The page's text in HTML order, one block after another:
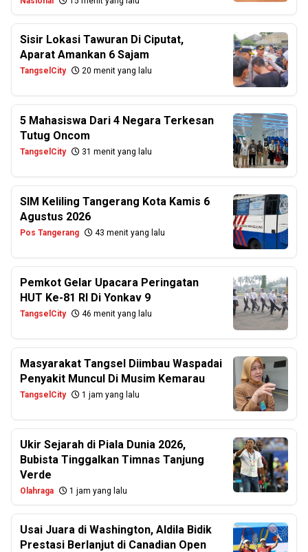
Sisir Lokasi Tawuran Di Ciputat,
Aparat Amankan 6 Sajam
TangselCity 20 menit yang lalu
5 Mahasiswa Dari 4 Negara Terkesan
Tutug Oncom
TangselCity 31 menit yang lalu
SIM Keliling Tangerang Kota Kamis 6
Agustus 2026
Pos Tangerang 43 menit yang lalu
Pemkot Gelar Upacara Peringatan
HUT Ke-81 RI Di Yonkav 9
TangselCity 46 menit yang lalu
Masyarakat Tangsel Diimbau Waspadai
Penyakit Muncul Di Musim Kemarau
TangselCity 1 jam yang lalu
Ukir Sejarah di Piala Dunia 2026,
Bubista Tinggalkan Timnas Tanjung
Verde
Olahraga 1 jam yang lalu
Usai Juara di Washington, Aldila Bidik
Prestasi Berlanjut di Canadian Open